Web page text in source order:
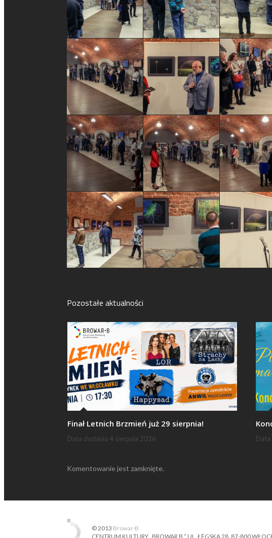
Pozostałe aktualności
Finał Letnich Brzmień już 29 sierpnia!
Data dodania 4 sierpnia 2026 Data
Komentowanie jest zamknięte.
© 2013 Browar·B
CENTRUM KULTURY „BROWAR B.” UL. ŁĘGSKA 28, 87-800